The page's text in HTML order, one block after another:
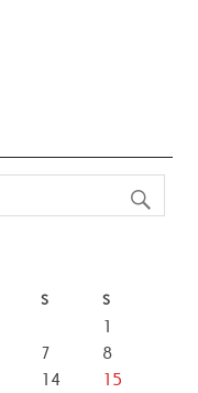
S S
1
7
8
14
15